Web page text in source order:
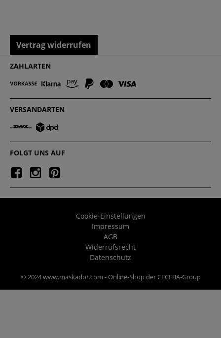
Vertrag widerrufen
ZAHLARTEN
VERSANDARTEN
FOLGT UNS AUF
Cookie-Einstellungen
Impressum
AGB
Widerrufsrecht
Datenschutz
© 2024 www.maskador.com - Online-Shop der CECEBA-Group